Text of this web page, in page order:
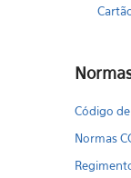
Código
Normas